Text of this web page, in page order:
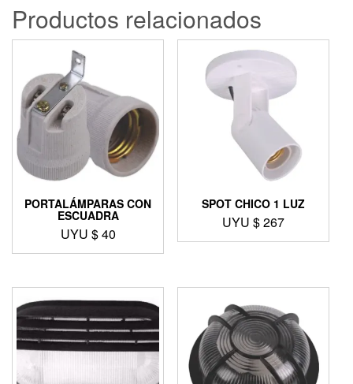
Productos relacionados
PORTALÁMPARAS CON
ESCUADRA
UYU $40
SPOT CHICO 1 LUZ
UYU $267